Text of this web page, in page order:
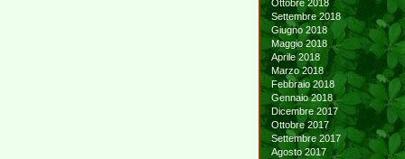
Ottobre 2018
Settembre 2018
Giugno 2018
Maggio 2018
Aprile 2018
Marzo 2018
Febbraio 2018
Gennaio 2018
Dicembre 2017
Ottobre 2017
Settembre 2017
Agosto 2017